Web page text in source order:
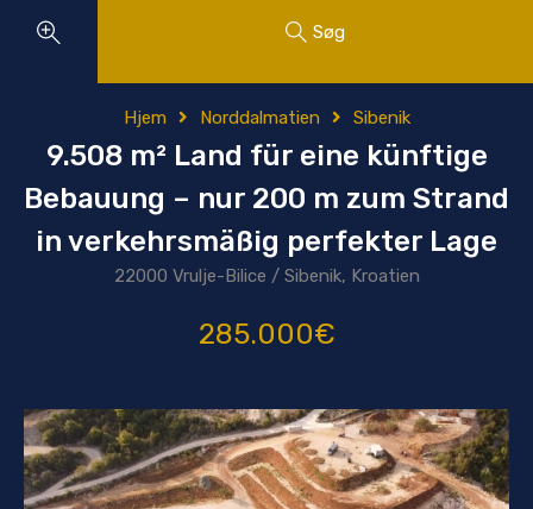
Søg
Hjem Norddalmatien Sibenik
9.508 m² Land für eine künftige
Bebauung – nur 200 m zum Strand
in verkehrsmäßig perfekter Lage
22000 Vrulje-Bilice / Sibenik, Kroatien
285.000€